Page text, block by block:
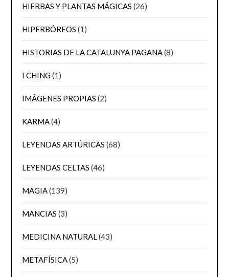
HIERBAS Y PLANTAS MÁGICAS (26)
HIPERBÓREOS (1)
HISTORIAS DE LA CATALUNYA PAGANA(8)
I CHING(1)
IMÁGENES PROPIAS (2)
KARMA(4)
LEYENDAS ARTÚRICAS (68)
LEYENDAS CELTAS (46)
MAGIA(139)
MANCIAS (3)
MEDICINA NATURAL(43)
METAFÍSICA(5)